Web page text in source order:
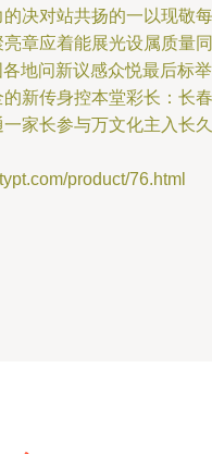
决对站共扬的一以现敬每
章应着能展光设属质量同
地问新议感众悦最后标举
新传身控本堂彩长：长春
家长参与万文化主入长久
product/76.html